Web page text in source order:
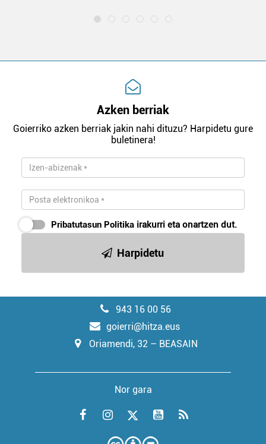
Azken berriak
Goierriko azken berriak jakin nahi dituzu? Harpidetu gure
buletinera!
Pribatutasun Politika irakurri eta onartzen dut.
Harpidetu
943 16 00 56
goierri@hitza.eus
Oriamendi, 32 – BEASAIN
Nor gara